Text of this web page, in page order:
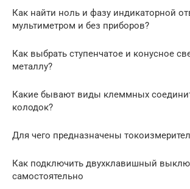
Как найти ноль и фазу индикаторной
мультиметром и без приборов?
Как выбрать ступенчатое и конусное
металлу?
Какие бывают виды клеммных
колодок?
Для чего предназначены
Как подключить двухклавишный
самостоятельно